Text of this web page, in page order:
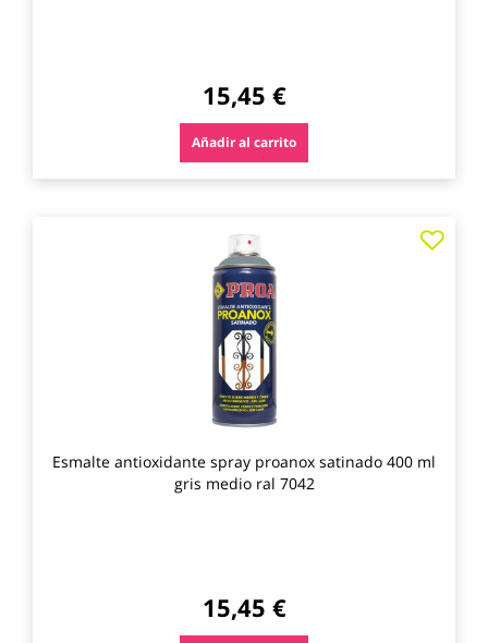
15,45 €
Añadir al carrito
Esmalte antioxidante spray proanox satinado 400 ml
gris medio ral 7042
15,45 €